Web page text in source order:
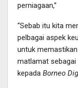
perniagaan,”
“Sebab itu kita
pelbagai aspek
untuk
matlamat sebagai
kepada Borneo